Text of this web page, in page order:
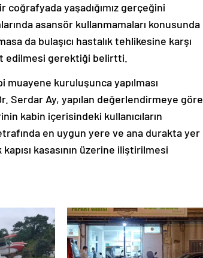
yaşadığımız gerçeğini
asansör kullanmamaları konusunda
da bulaşıcı hastalık tehlikesine karşı
edilmesi gerektiği belirtti.
kuruluşunca yapılması
Serdar Ay, yapılan değerlendirmeye göre
kabin içerisindeki kullanıcıların
en uygun yere ve ana durakta yer
kasasının üzerine iliştirilmesi